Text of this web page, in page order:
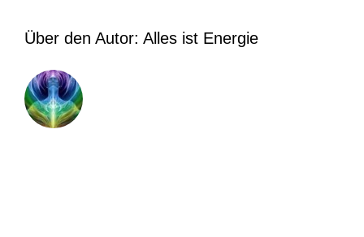
Über den Autor: Alles ist Energie